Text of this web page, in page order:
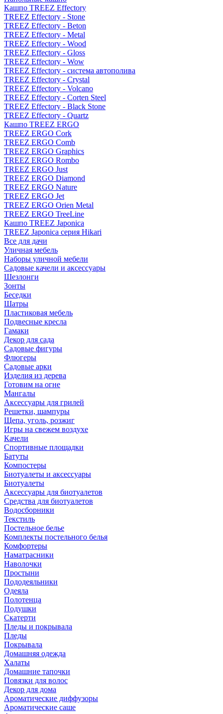
Кашпо TREEZ Effectory
TREEZ Effectory - Stone
TREEZ Effectory - Beton
TREEZ Effectory - Metal
TREEZ Effectory - Wood
TREEZ Effectory - Gloss
TREEZ Effectory - Wow
TREEZ Effectory - система автополива
TREEZ Effectory - Crystal
TREEZ Effectory - Volcano
TREEZ Effectory - Corten Steel
TREEZ Effectory - Black Stone
TREEZ Effectory - Quartz
Кашпо TREEZ ERGO
TREEZ ERGO Cork
TREEZ ERGO Comb
TREEZ ERGO Graphics
TREEZ ERGO Rombo
TREEZ ERGO Just
TREEZ ERGO Diamond
TREEZ ERGO Nature
TREEZ ERGO Jet
TREEZ ERGO Orien Metal
TREEZ ERGO TreeLine
Кашпо TREEZ Japonica
TREEZ Japonica серия Hikari
Все для дачи
Уличная мебель
Наборы уличной мебели
Садовые качели и аксессуары
Шезлонги
Зонты
Беседки
Шатры
Пластиковая мебель
Подвесные кресла
Гамаки
Декор для сада
Садовые фигуры
Флюгеры
Садовые арки
Изделия из дерева
Готовим на огне
Мангалы
Аксессуары для грилей
Решетки, шампуры
Щепа, уголь, розжиг
Игры на свежем воздухе
Качели
Спортивные площадки
Батуты
Компостеры
Биотуалеты и аксессуары
Биотуалеты
Аксессуары для биотуалетов
Средства для биотуалетов
Водосборники
Текстиль
Постельное белье
Комплекты постельного белья
Комфортеры
Наматрасники
Наволочки
Простыни
Пододеяльники
Одеяла
Полотенца
Подушки
Скатерти
Пледы и покрывала
Пледы
Покрывала
Домашняя одежда
Халаты
Домашние тапочки
Повязки для волос
Декор для дома
Ароматические диффузоры
Ароматические саше